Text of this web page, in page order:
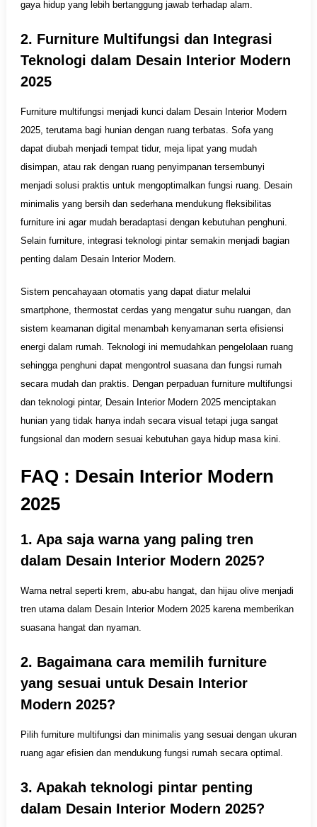
gaya hidup yang lebih bertanggung jawab terhadap alam.
2. Furniture Multifungsi dan Integrasi
Teknologi dalam Desain Interior Modern
2025
Furniture multifungsi menjadi kunci dalam Desain Interior Modern
2025, terutama bagi hunian dengan ruang terbatas. Sofa yang
dapat diubah menjadi tempat tidur, meja lipat yang mudah
disimpan, atau rak dengan ruang penyimpanan tersembunyi
menjadi solusi praktis untuk mengoptimalkan fungsi ruang. Desain
minimalis yang bersih dan sederhana mendukung fleksibilitas
furniture ini agar mudah beradaptasi dengan kebutuhan penghuni.
Selain furniture, integrasi teknologi pintar semakin menjadi bagian
penting dalam Desain Interior Modern.
Sistem pencahayaan otomatis yang dapat diatur melalui
smartphone, thermostat cerdas yang mengatur suhu ruangan, dan
sistem keamanan digital menambah kenyamanan serta efisiensi
energi dalam rumah. Teknologi ini memudahkan pengelolaan ruang
sehingga penghuni dapat mengontrol suasana dan fungsi rumah
secara mudah dan praktis. Dengan perpaduan furniture multifungsi
dan teknologi pintar, Desain Interior Modern 2025 menciptakan
hunian yang tidak hanya indah secara visual tetapi juga sangat
fungsional dan modern sesuai kebutuhan gaya hidup masa kini.
FAQ : Desain Interior Modern
2025
1. Apa saja warna yang paling tren
dalam Desain Interior Modern 2025?
Warna netral seperti krem, abu-abu hangat, dan hijau olive menjadi
tren utama dalam Desain Interior Modern 2025 karena memberikan
suasana hangat dan nyaman.
2. Bagaimana cara memilih furniture
yang sesuai untuk Desain Interior
Modern 2025?
Pilih furniture multifungsi dan minimalis yang sesuai dengan ukuran
ruang agar efisien dan mendukung fungsi rumah secara optimal.
3. Apakah teknologi pintar penting
dalam Desain Interior Modern 2025?